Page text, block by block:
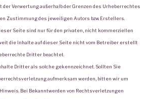
der Verwertung außerhalb der Grenzen des Urheberrechtes
Zustimmung des jeweiligen Autors bzw. Erstellers.
Seite sind nur für den privaten, nicht kommerziellen
die Inhalte auf dieser Seite nicht vom Betreiber erstellt
Dritter beachtet.
Dritter als solche gekennzeichnet. Sollten Sie
aufmerksam werden, bitten wir um
Bei Bekanntwerden von Rechtsverletzungen